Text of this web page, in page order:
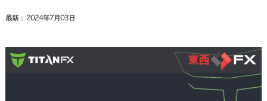
最新： 2024年7月03日